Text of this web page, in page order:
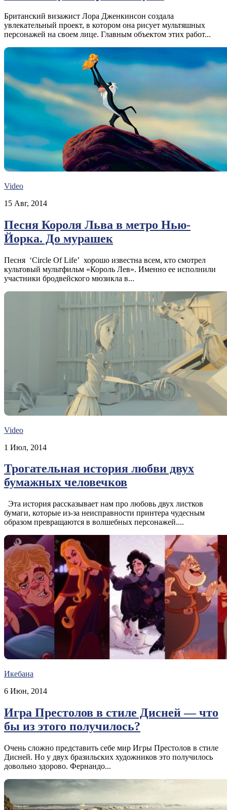
Британский визажист Лора Дженкинсон создала
увлекательный проект, в котором она рисует мультяшных
персонажей на своем лице. Главным объектом этих работ...
Video
15 Авг, 2014
Песня Короля Льва в метро Нью-
Йорка. До мурашек
Песня ‘Circle Of Life’ хорошо известна всем, кто смотрел
культовый мультфильм «Король Лев». Именно ее исполнили
участники бродвейского мюзикла в...
Video
1 Июл, 2014
Трогательная история любви двух
бумажных человечков
Эта история рассказывает нам про любовь двух листков
бумаги, которые из-за неисправности принтера чудесным
образом превращаются в волшебных персонажей....
Икебана
6 Июн, 2014
Игра Престолов в стиле Дисней — что
бы из этого получилось?
Очень сложно представить себе мир Игры Престолов в стиле
Дисней. Но у двух бразильских художников это получилось
довольно здорово. Фернандо...